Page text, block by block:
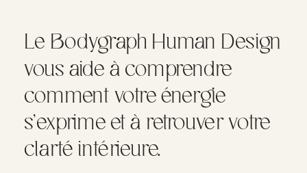
Le Bodygraph Human Design
vous aide à comprendre
comment votre énergie
s’exprime et à retrouver votre
clarté intérieure.